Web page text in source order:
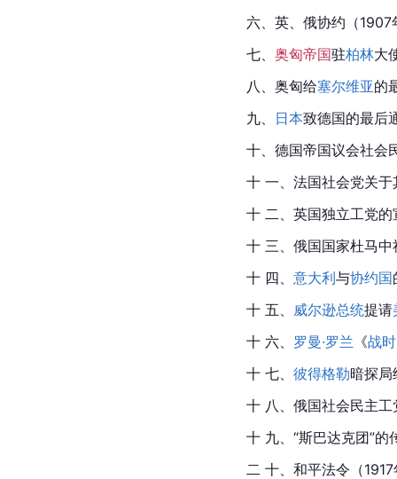
六、英、俄协约（1907
七、 奥匈帝国驻柏林大
八、 奥匈给塞尔维亚的
九、 日本致德国的最后
十、德国帝国议会社会
十 一、法国社会党关
十 二、英国独立工党的
十 三、俄国国家杜马
十 四、 意大利与协约国
十 五、 威尔逊总统提请
十 六、 罗曼·罗兰 《战
十 七、 彼得格勒暗探局
十 八、俄国社会民主
十 九、“斯巴达克团”
二 十、和平法令（